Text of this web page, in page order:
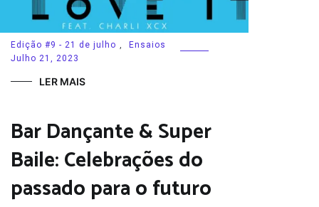
Edição #9 - 21 de julho ,
Ensaios
Julho 21, 2023
LER MAIS
Bar Dançante & Super
Baile: Celebrações do
passado para o futuro